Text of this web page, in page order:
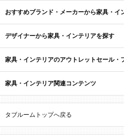
おすすめブランド・メーカーから家具・イ
デザイナーから家具・インテリアを探す
家具・インテリアのアウトレットセール・
家具・インテリア関連コンテンツ
タブルームトップへ戻る